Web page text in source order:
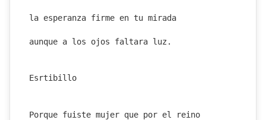
la esperanza firme en tu mirada
aunque a los ojos faltara luz.
Esrtibillo
Porque fuiste mujer que por el reino